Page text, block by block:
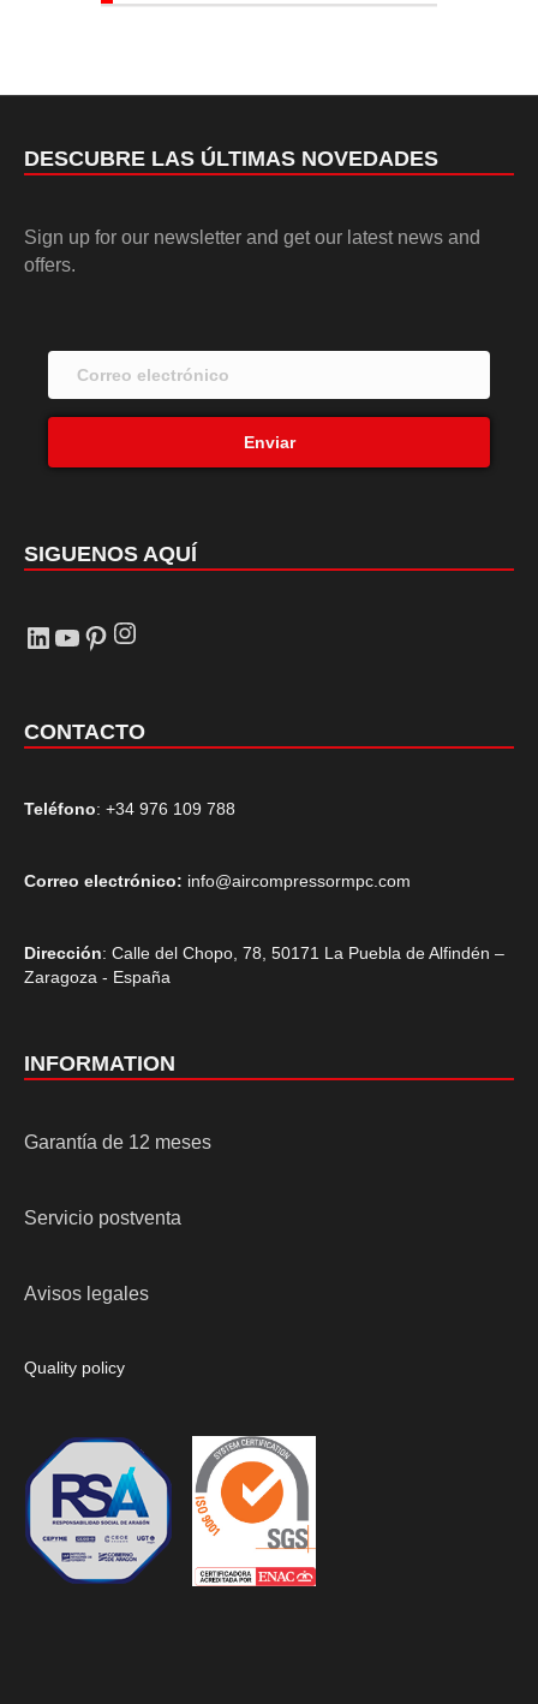
DESCUBRE LAS ÚLTIMAS NOVEDADES
Sign up for our newsletter and get our latest news and
offers.
Enviar
SIGUENOS AQUÍ
LinkedIn
YouTube
Pinterest
Instagram
CONTACTO
Teléfono: +34 976 109 788
Correo electrónico: info@aircompressormpc.com
Dirección: Calle del Chopo, 78, 50171 La Puebla de Alfindén –
Zaragoza - España
INFORMATION
Garantía de 12 meses
Servicio postventa
Avisos legales
Quality policy